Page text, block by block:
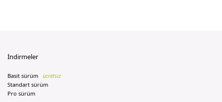
İndirmeler
Basit sürüm ücretsiz
Standart sürüm
Pro sürüm